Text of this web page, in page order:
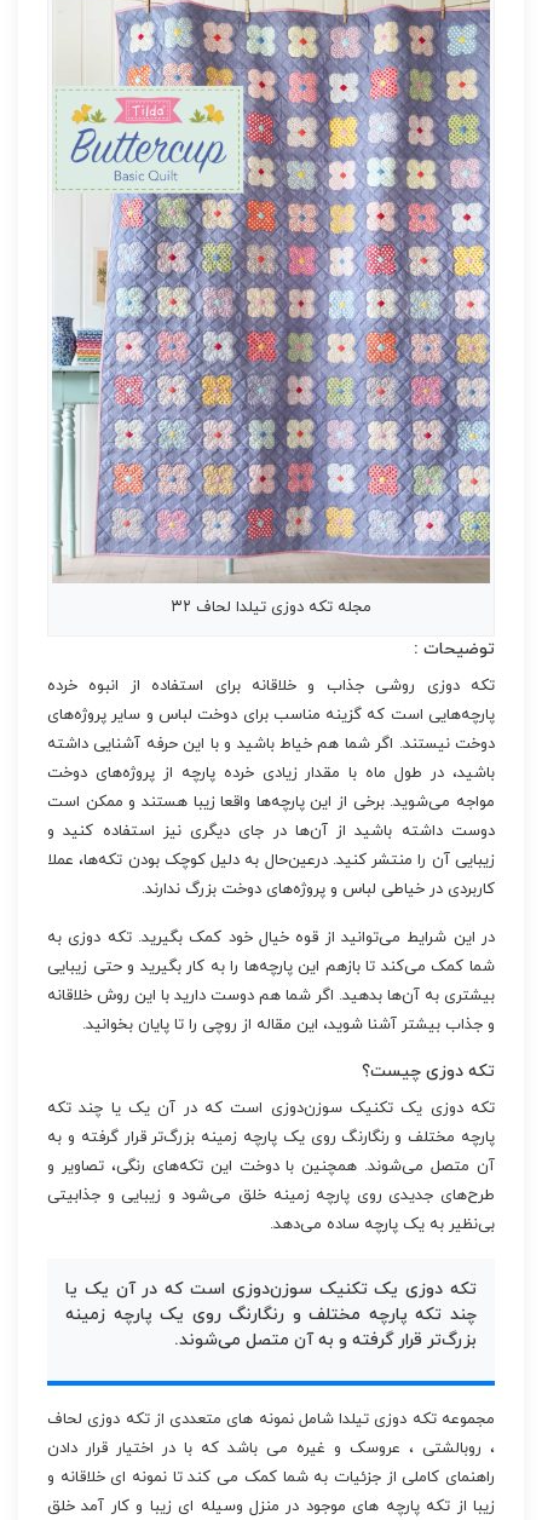
مجله تکه دوزی تیلدا لحاف ۳۲
توضیحات :
تکه دوزی روشی جذاب و خلاقانه برای استفاده از انبوه خرده
پارچه‌هایی است که گزینه مناسب برای دوخت لباس و سایر پروژه‌های
دوخت نیستند. اگر شما هم خیاط باشید و با این حرفه آشنایی داشته
باشید، در طول ماه با مقدار زیادی خرده پارچه از پروژه‌های دوخت
مواجه می‌شوید. برخی از این پارچه‌ها واقعا زیبا هستند و ممکن است
دوست داشته باشید از آن‌ها در جای دیگری نیز استفاده کنید و
زیبایی آن را منتشر کنید. درعین‌حال به دلیل کوچک بودن تکه‌ها، عملا
کاربردی در خیاطی لباس و پروژه‌های دوخت بزرگ ندارند.
در این شرایط می‌توانید از قوه خیال خود کمک بگیرید. تکه دوزی به
شما کمک می‌کند تا بازهم این پارچه‌ها را به کار بگیرید و حتی زیبایی
بیشتری به آن‌ها بدهید. اگر شما هم دوست دارید با این روش خلاقانه
و جذاب بیشتر آشنا شوید، این مقاله از روچی را تا پایان بخوانید.
تکه دوزی چیست؟
تکه دوزی یک تکنیک سوزن‌دوزی است که در آن یک یا چند تکه
پارچه مختلف و رنگارنگ روی یک پارچه زمینه بزرگ‌تر قرار گرفته و به
آن متصل می‌شوند. همچنین با دوخت این تکه‌های رنگی، تصاویر و
طرح‌های جدیدی روی پارچه زمینه خلق می‌شود و زیبایی و جذابیتی
بی‌نظیر به یک پارچه ساده می‌دهد.
تکه دوزی یک تکنیک سوزن‌دوزی است که در آن یک یا
چند تکه پارچه مختلف و رنگارنگ روی یک پارچه زمینه
بزرگ‌تر قرار گرفته و به آن متصل می‌شوند.
مجموعه تکه دوزی تیلدا شامل نمونه های متعددی از تکه دوزی لحاف
، روبالشتی ، عروسک و غیره می باشد که با در اختیار قرار دادن
راهنمای کاملی از جزئیات به شما کمک می کند تا نمونه ای خلاقانه و
زیبا از تکه پارچه های موجود در منزل وسیله ای زیبا و کار آمد خلق